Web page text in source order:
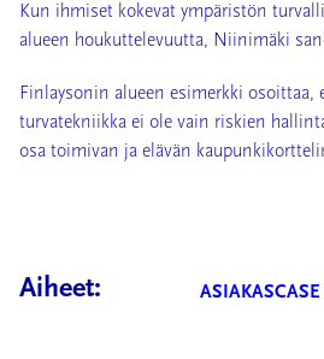
Kun ihmiset kokevat ympäristön
alueen houkuttelevuutta, Niinimäki
Finlaysonin alueen esimerkki osoittaa,
turvatekniikka ei ole vain riskien
osa toimivan ja elävän
Aiheet: ASIAKASCASE